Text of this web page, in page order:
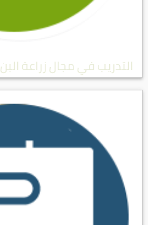
التدريب في مجال زراعة البن